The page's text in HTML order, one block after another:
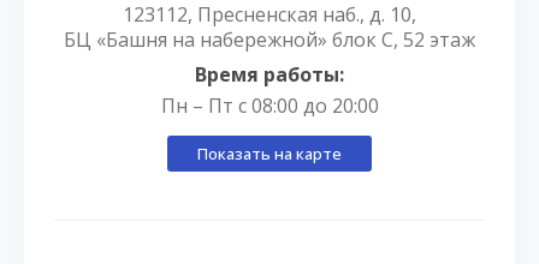
123112, Пресненская наб., д. 10,
БЦ «Башня на набережной» блок С, 52 этаж
Время работы:
Пн – Пт с 08:00 до 20:00
Показать на карте